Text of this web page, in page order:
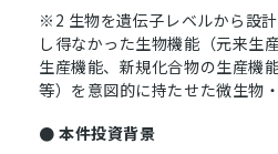
※2 生物を遺伝子レベルから設
し得なかった生物機能（元来生
生産機能、新規化合物の生産機
等）を意図的に持たせた微生物
● 本件投資背景